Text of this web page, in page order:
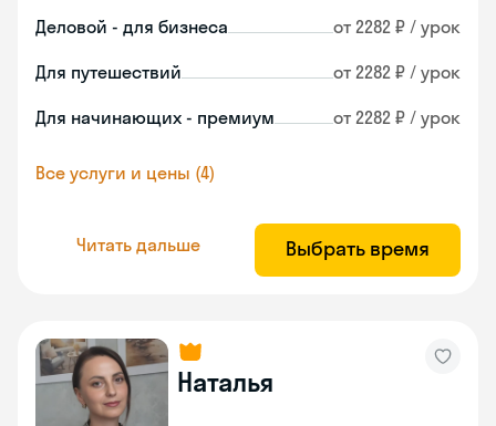
Деловой - для бизнеса от 2282 ₽ / урок
Для путешествий от 2282 ₽ / урок
Для начинающих - премиум от 2282 ₽ / урок
Все услуги и цены (4)
Читать дальше Выбрать время
Наталья